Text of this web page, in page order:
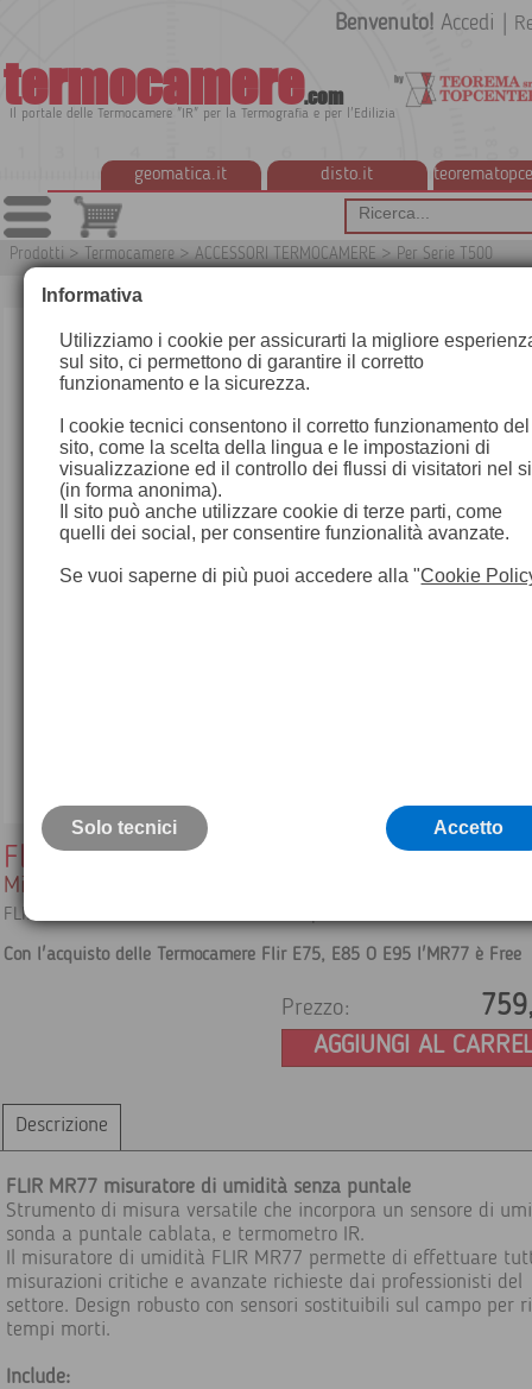
termocamere.com
Il portale delle Termocamere "IR" per la Termografia e per l'Edilizia
geomatica.it disto.it
Benvenuto! Accedi
Prodotti > Termocamere > ACCESSORI TERMOCAMERE > Per Serie T500
Flir MR77
Misuratore di umidità
FLIR MR77 misuratore di umidità senza puntale
Con l'acquisto delle Termocamere Flir E75, E85 O E95 l'MR77 è Free
Prezzo:
AGGIUNGI AL
Descrizione
FLIR MR77 misuratore di umidità senza puntale
Strumento di misura versatile che incorpora un sensore di
sonda a puntale cablata, e termometro IR.
Il misuratore di umidità FLIR MR77 permette di effettuare
misurazioni critiche e avanzate richieste dai professionisti del
settore. Design robusto con sensori sostituibili sul campo per
tempi morti.
Include:
Informativa
Utilizziamo i cookie per assicurarti la migliore
sul sito, ci permettono di garantire il corretto
funzionamento e la sicurezza.
I cookie tecnici consentono il corretto funzionamento del
sito, come la scelta della lingua e le impostazioni di
visualizzazione ed il controllo dei flussi di visitatori nel
(in forma anonima).
Il sito può anche utilizzare cookie di terze parti, come
quelli dei social, per consentire funzionalità avanzate.
Se vuoi saperne di più puoi accedere alla "Cookie
Solo tecnici Accetto